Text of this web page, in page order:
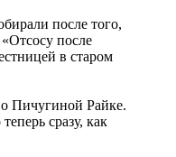
после того,
после
в старом
о Пичугиной Райке.
сразу, как